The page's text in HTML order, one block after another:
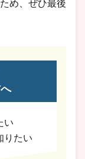
め、ぜひ最後
い
りたい